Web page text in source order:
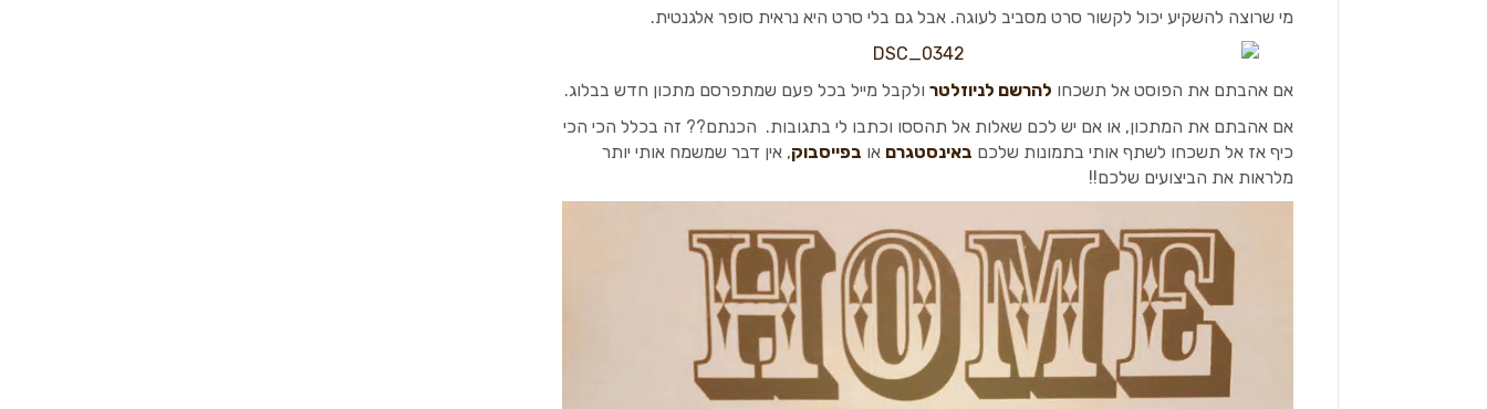
מי שרוצה להשקיע יכול לקשור סרט מסביב לעוגה. אבל גם בלי סרט היא נראית סופר אלגנטית.
אם אהבתם את הפוסט אל תשכחו להרשם לניוזלטר ולקבל מייל בכל פעם שמתפרסם מתכון חדש בבלוג.
אם אהבתם את המתכון, או אם יש לכם שאלות אל תהססו וכתבו לי בתגובות. הכנתם?? זה בכלל הכי הכי
כיף אז אל תשכחו לשתף אותי בתמונות שלכם באינסטגרם או בפייסבוק, אין דבר שמשמח אותי יותר
מלראות את הביצועים שלכם!!